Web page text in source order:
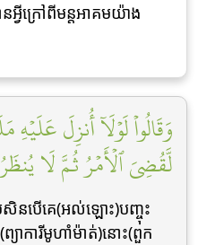
អ្វីក្រៅពីមន្តអាគមយ៉ាង
وَقَالُواْ لَوۡلَآ أُنزِلَ عَلَيۡهِ
لَّقُضِيَ ٱلۡأَمۡرُ ثُمَّ لَا
នបើគេ(អល់ឡោះ)បញ្ចុះ
យាការីមូហាំម៉ាត់)នោះ(ពួក